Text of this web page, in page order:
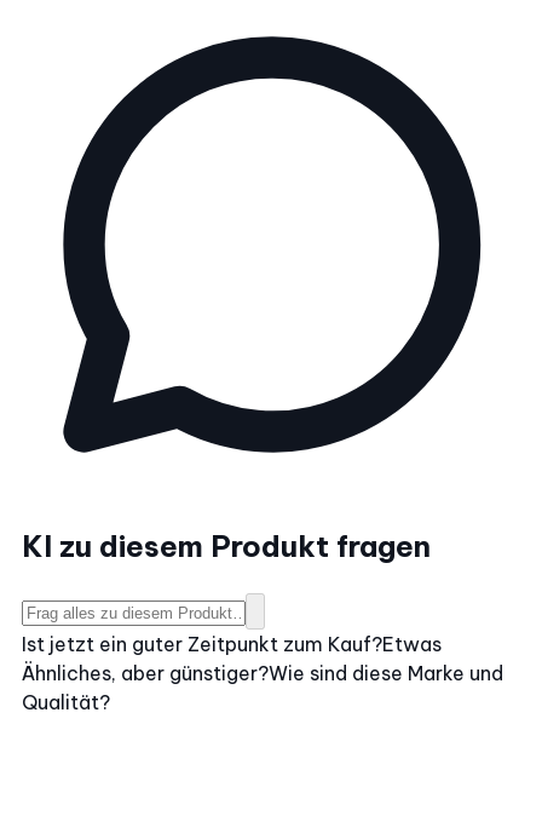
KI zu diesem Produkt fragen
Ist jetzt ein guter Zeitpunkt zum Kauf?Etwas
Ähnliches, aber günstiger?Wie sind diese Marke und
Qualität?